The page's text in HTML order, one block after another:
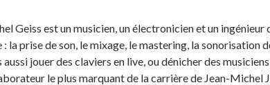
Geiss est un musicien, un électronicien et un
: la prise de son, le mixage, le mastering, la sonorisation
aussi jouer des claviers en live, ou dénicher des
le plus marquant de la carrière de Jean-Michel